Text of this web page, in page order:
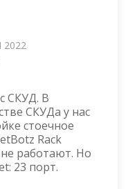
2022
ПЕРЕЗАГРУЗКА
ПО
СКУД. В
СКУДа у нас
стоечное
Rack
работают. Но
23 порт.